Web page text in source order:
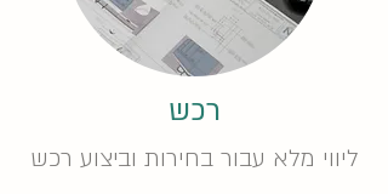
רכש
ליווי מלא עבור בחירות וביצוע רכש